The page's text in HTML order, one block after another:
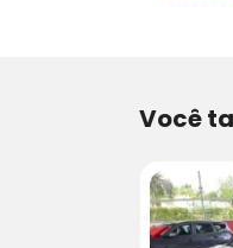
Você